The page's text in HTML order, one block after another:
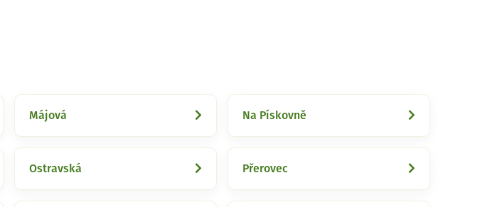
Májová Na Pískovně
Ostravská Přerovec